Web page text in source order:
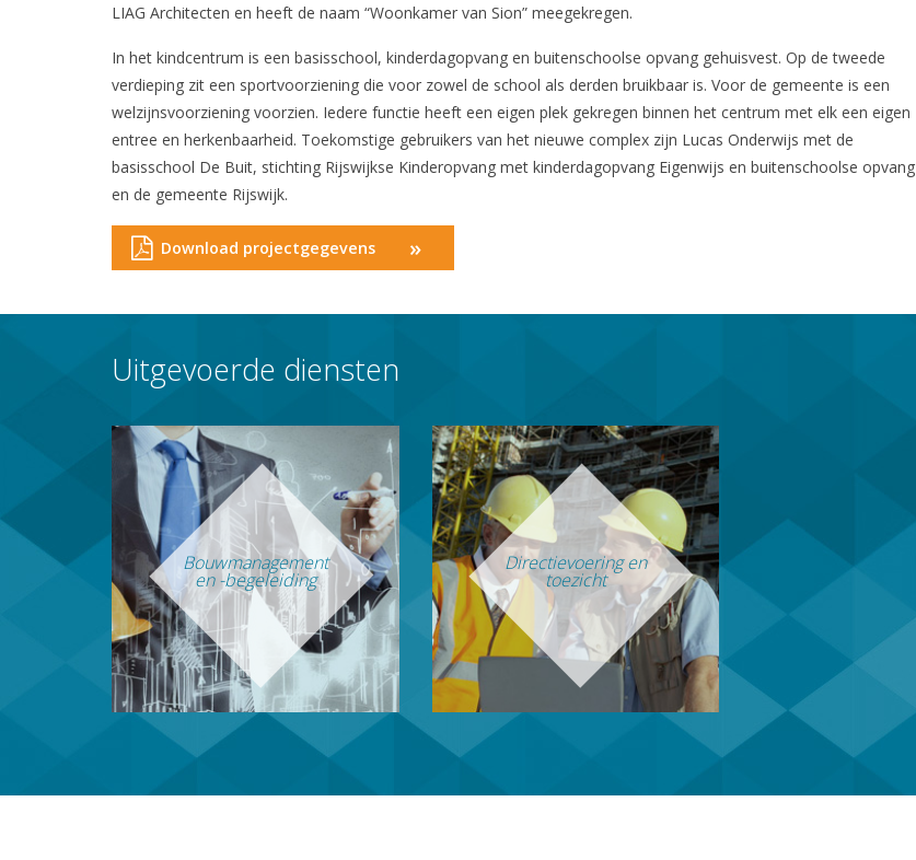
LIAG Architecten en heeft de naam “Woonkamer van Sion” meegekregen.
In het kindcentrum is een basisschool, kinderdagopvang en buitenschoolse opvang gehuisvest. Op de tweede
verdieping zit een sportvoorziening die voor zowel de school als derden bruikbaar is. Voor de gemeente is een
welzijnsvoorziening voorzien. Iedere functie heeft een eigen plek gekregen binnen het centrum met elk een eigen
entree en herkenbaarheid. Toekomstige gebruikers van het nieuwe complex zijn Lucas Onderwijs met de
basisschool De Buit, stichting Rijswijkse Kinderopvang met kinderdagopvang Eigenwijs en buitenschoolse opvang
en de gemeente Rijswijk.
Download projectgegevens »
Uitgevoerde diensten
Bouwmanagement
en -begeleiding
Directievoering en
toezicht